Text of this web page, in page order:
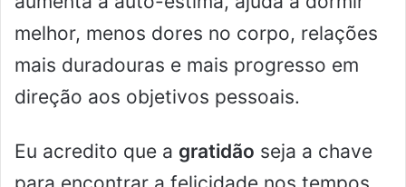
melhor, menos dores no corpo, relações
mais duradouras e mais progresso em
direção aos objetivos pessoais.
Eu acredito que a gratidão seja a chave